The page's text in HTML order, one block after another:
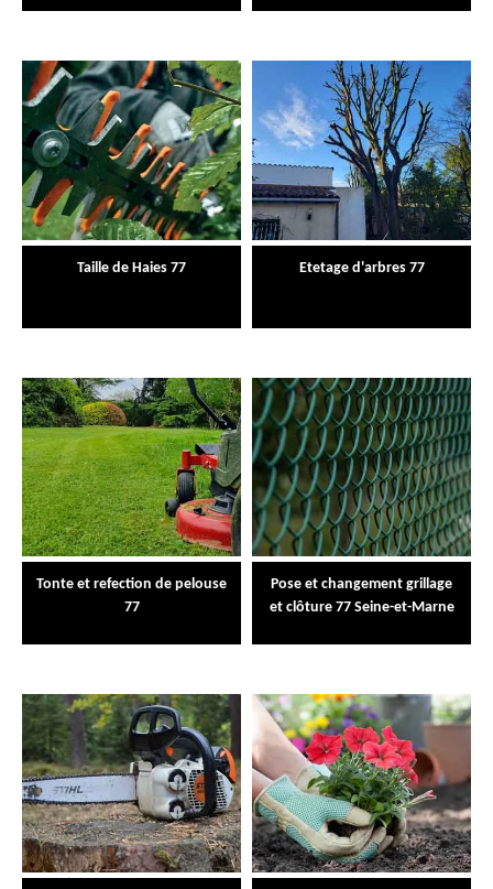
Taille de Haies 77 Etetage d'arbres 77
Tonte et refection de pelouse
77
Pose et changement grillage
et clôture 77 Seine-et-Marne